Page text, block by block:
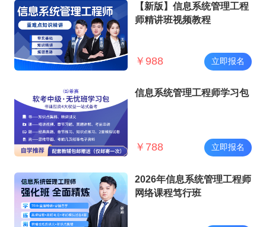
【新版】信息系统管理工程
师精讲班视频教程
￥ 988 立即报名
信息系统管理工程师学习包
￥ 788 立即报名
2026年信息系统管理工程师
网络课程笃行班